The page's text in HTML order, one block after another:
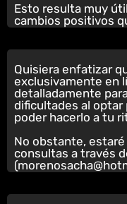
Esto resulta muy
cambios positivos
Quisiera enfatizar
exclusivamente en
detalladamente
dificultades al optar
poder hacerlo a tu
No obstante,
consultas a través